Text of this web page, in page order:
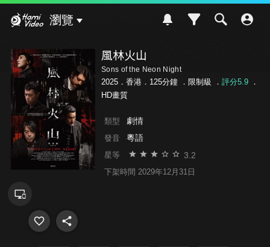
瀏覽
風林火山
Sons of the Neon Night
2025．香港．125分鐘 ． 限制級 ． 評分5.9．
HD畫質
類型 劇情
發音 粵語
星等 3.2
下架時間 2029年12月31日